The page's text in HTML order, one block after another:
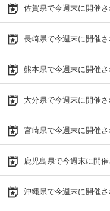
佐賀県で今週末に開催
長崎県で今週末に開催
熊本県で今週末に開催
大分県で今週末に開催
宮崎県で今週末に開催
鹿児島県で今週末に開
沖縄県で今週末に開催